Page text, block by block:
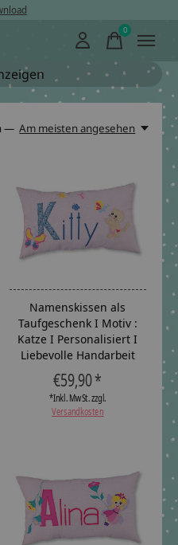
0items
— Am meisten angesehen
Namenskissen als
Taufgeschenk I Motiv :
Katze I Personalisiert I
Liebevolle Handarbeit
€59,90 *
*Inkl. MwSt. zzgl.
Versandkosten